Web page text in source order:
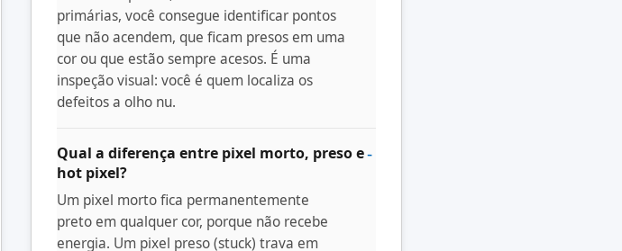
primárias, você consegue identificar pontos
que não acendem, que ficam presos em uma
cor ou que estão sempre acesos. É uma
inspeção visual: você é quem localiza os
defeitos a olho nu.
Qual a diferença entre pixel morto, preso e
hot pixel?
Um pixel morto fica permanentemente
preto em qualquer cor, porque não recebe
energia. Um pixel preso (stuck) trava em